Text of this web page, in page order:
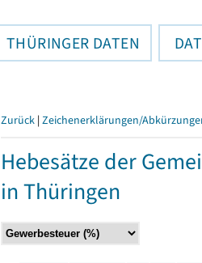
THÜRINGER DATEN
Zurück | Zeichenerklärungen/
Hebesätze der
in Thüringen